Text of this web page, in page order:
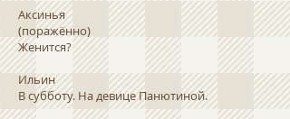
Аксинья
(поражённо)
Женится?
Ильин
В субботу. На девице Панютиной.